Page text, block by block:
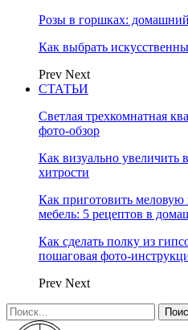
Розы в горшках:
Как выбрать
Prev Next
СТАТЬИ
Светлая трехкомнатная
фото-обзор
Как визуально увеличить
хитрости
Как приготовить меловую
мебель: 5 рецептов в
Как сделать полку из
пошаговая фото-
Prev Next